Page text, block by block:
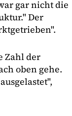
gar nicht die
Der
Zahl der
oben gehe.